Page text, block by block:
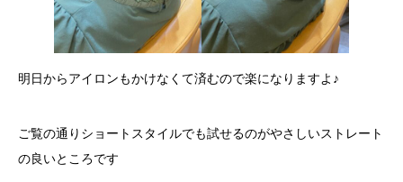
明日からアイロンもかけなくて済むので楽になりますよ♪
ご覧の通りショートスタイルでも試せるのがやさしいストレート
の良いところです